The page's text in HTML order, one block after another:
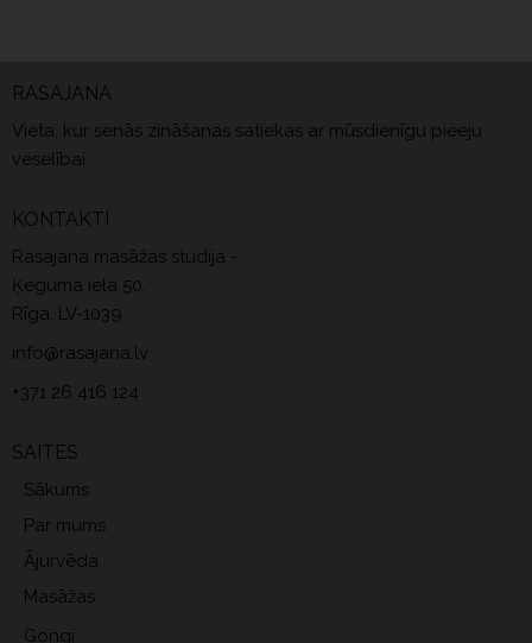
RASAJANA
Vieta, kur senās zināšanas satiekas ar mūsdienīgu pieeju
veselībai.
KONTAKTI
Rasajana masāžas studija -
Ķeguma iela 50,
Rīga, LV-1039
info@rasajana.lv
+371 26 416 124
SAITES
Sākums
Par mums
Ājurvēda
Masāžas
Gongi